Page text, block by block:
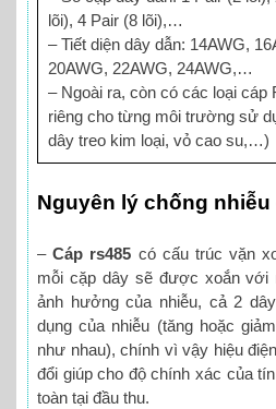
lõi), 4 Pair (8 lõi),…
– Tiết diện dây dẫn: 14AWG,
20AWG, 22AWG, 24AWG,…
– Ngoài ra, còn có các loại cáp
riêng cho từng môi trường sử
dây treo kim loại, vỏ cao su,…)
Nguyên lý chống nhiễu
–Cáp rs485 có cấu trúc vặn
mỗi cặp dây sẽ được xoắn với
ảnh hưởng của nhiễu, cả 2
dụng của nhiễu (tăng hoặc
như nhau), chính vì vậy hiệu
đổi giúp cho độ chính xác của
toàn tại đầu thu.